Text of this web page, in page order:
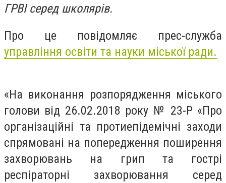
ГРВІ серед школярів.
Про це повідомляє прес-служба
управління освіти та науки міської ради.
«На виконання розпорядження міського
голови від 26.02.2018 року № 23-Р «Про
організаційні та протиепідемічні заходи
спрямовані на попередження поширення
захворювань на грип та гострі
респіраторні захворювання серед